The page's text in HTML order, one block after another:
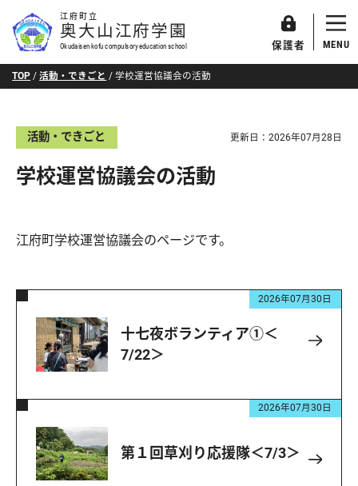
江府町立
奥大山江府学園
Okudaisen kofu compulsory education school 保護者 MENU
TOP /活動・できごと /学校運営協議会の活動
活動・できごと 更新日： 2026年07月28日
学校運営協議会の活動
江府町学校運営協議会のページです。
2026年07月30日
十七夜ボランティア①＜
7/22＞
2026年07月30日
第１回草刈り応援隊＜7/3＞